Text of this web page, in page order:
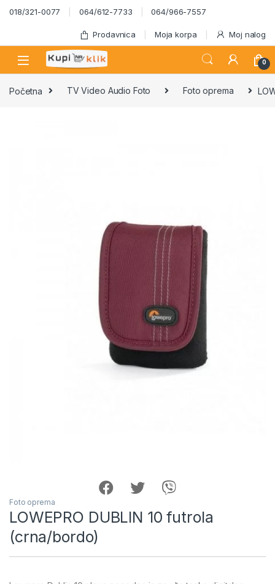
Skip to navigation
Skip to content
018/321-0077 064/612-7733 064/966-7557
Prodavnica Moja korpa Moj nalog
0
Početna TV Video Audio Foto Foto oprema
Foto oprema
LOWEPRO DUBLIN 10 futrola
(crna/bordo)